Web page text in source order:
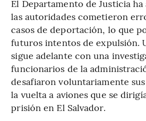
El Departamento de Justicia
las autoridades cometieron
casos de deportación, lo que
futuros intentos de expulsión.
sigue adelante con una
funcionarios de la
desafiaron voluntariamente
la vuelta a aviones que se
prisión en El Salvador.